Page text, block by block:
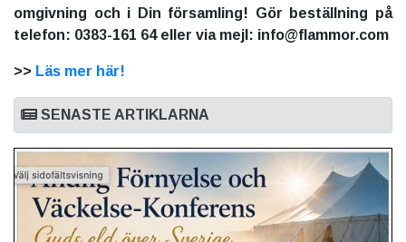
omgivning och i Din församling! Gör beställning på
telefon: 0383-161 64 eller via mejl: info@flammor.com
>> Läs mer här!
SENASTE ARTIKLARNA